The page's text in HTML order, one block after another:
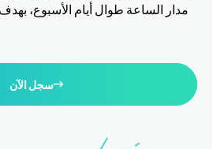
مدار الساعة طوال أيام الأسبوع،
سجل الآن